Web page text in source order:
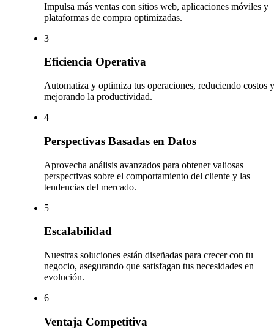
Impulsa más ventas con sitios web, aplicaciones móviles y
plataformas de compra optimizadas.
3
Eficiencia Operativa
Automatiza y optimiza tus operaciones, reduciendo costos y
mejorando la productividad.
4
Perspectivas Basadas en Datos
Aprovecha análisis avanzados para obtener valiosas
perspectivas sobre el comportamiento del cliente y las
tendencias del mercado.
5
Escalabilidad
Nuestras soluciones están diseñadas para crecer con tu
negocio, asegurando que satisfagan tus necesidades en
evolución.
6
Ventaja Competitiva